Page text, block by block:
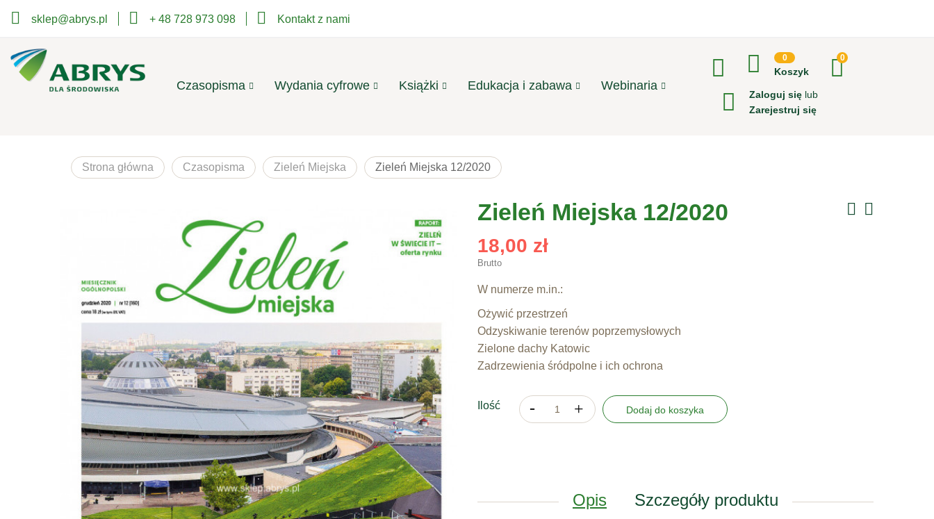
sklep@abrys.pl + 48 728 973 098 Kontakt z nami
0
Koszyk
0
Zaloguj się lub
Zarejestruj się
Czasopisma Wydania cyfrowe Książki Edukacja i zabawa Webinaria
Strona główna Czasopisma Zieleń Miejska Zieleń Miejska 12/2020
Zieleń Miejska 12/2020
18,00 zł
Brutto
W numerze m.in.:
Ożywić przestrzeń
Odzyskiwanie terenów poprzemysłowych
Zielone dachy Katowic
Zadrzewienia śródpolne i ich ochrona
Ilość Dodaj do koszyka
Opis Szczegóły produktu